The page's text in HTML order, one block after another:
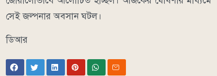
সেই জল্পনার অবসান ঘটল।
ডিআর